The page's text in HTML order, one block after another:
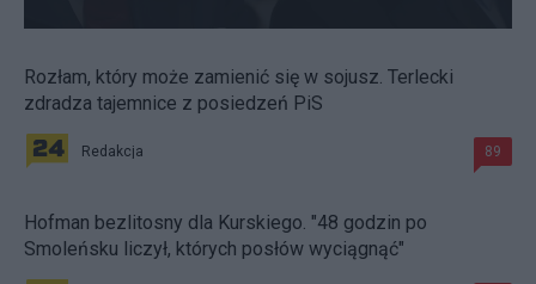
Rozłam, który może zamienić się w sojusz. Terlecki
zdradza tajemnice z posiedzeń PiS
Redakcja 89
Hofman bezlitosny dla Kurskiego. "48 godzin po
Smoleńsku liczył, których posłów wyciągnąć"